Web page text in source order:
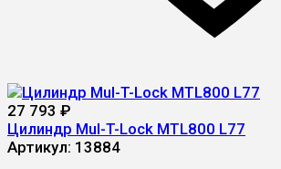
27 793 ₽
Цилиндр Mul-T-Lock MTL800 L77
Артикул: 13884